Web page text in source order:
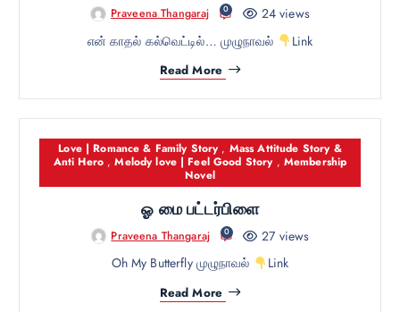
Praveena Thangaraj 0
24 views
என் காதல் கல்வெட்டில்… முழுநாவல்
Link
Read More
Love | Romance & Family Story, Mass Attitude Story &
Anti Hero,Melody love | Feel Good Story, Membership
Novel
ஓ மை பட்டர்பிளை
Praveena Thangaraj 0
27 views
Oh My Butterfly முழுநாவல்
Link
Read More